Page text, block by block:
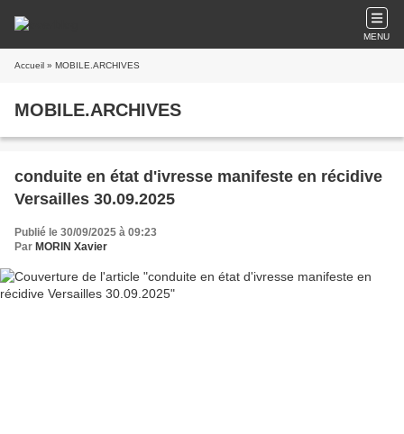
MENU
Accueil » MOBILE.ARCHIVES
MOBILE.ARCHIVES
conduite en état d'ivresse manifeste en récidive
Versailles 30.09.2025
Publié le 30/09/2025 à 09:23
Par MORIN Xavier